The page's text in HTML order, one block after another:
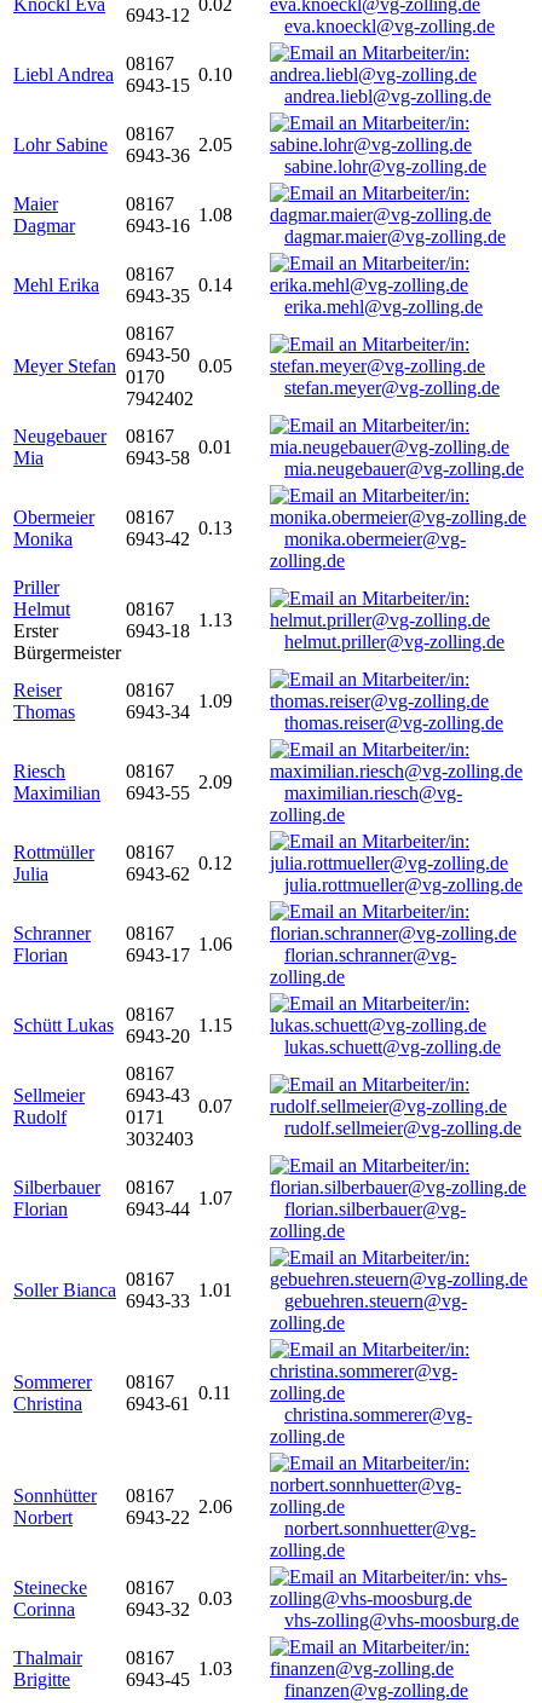
Knöckl Eva
6943-12
0.02
eva.knoeckl@vg-zolling.de
Liebl Andrea
08167
6943-15
0.10
andrea.liebl@vg-zolling.de
Lohr Sabine
08167
6943-36
2.05
sabine.lohr@vg-zolling.de
Maier
Dagmar
08167
6943-16
1.08
dagmar.maier@vg-zolling.de
Mehl Erika
08167
6943-35
0.14
erika.mehl@vg-zolling.de
Meyer Stefan
08167
6943-50
0170
7942402
0.05
stefan.meyer@vg-zolling.de
Neugebauer
Mia
08167
6943-58
0.01
mia.neugebauer@vg-zolling.de
Obermeier
Monika
08167
6943-42
0.13
monika.obermeier@vg-
zolling.de
Priller
Helmut
Erster
Bürgermeister
08167
6943-18
1.13
helmut.priller@vg-zolling.de
Reiser
Thomas
08167
6943-34
1.09
thomas.reiser@vg-zolling.de
Riesch
Maximilian
08167
6943-55
2.09
maximilian.riesch@vg-
zolling.de
Rottmüller
Julia
08167
6943-62
0.12
julia.rottmueller@vg-zolling.de
Schranner
Florian
08167
6943-17
1.06
florian.schranner@vg-
zolling.de
Schütt Lukas
08167
6943-20
1.15
lukas.schuett@vg-zolling.de
Sellmeier
Rudolf
08167
6943-43
0171
3032403
0.07
rudolf.sellmeier@vg-zolling.de
Silberbauer
Florian
08167
6943-44
1.07
florian.silberbauer@vg-
zolling.de
Soller Bianca
08167
6943-33
1.01
gebuehren.steuern@vg-
zolling.de
Sommerer
Christina
08167
6943-61
0.11
christina.sommerer@vg-
zolling.de
Sonnhütter
Norbert
08167
6943-22
2.06
norbert.sonnhuetter@vg-
zolling.de
Steinecke
Corinna
08167
6943-32
0.03
vhs-zolling@vhs-moosburg.de
Thalmair
Brigitte
08167
6943-45
1.03
finanzen@vg-zolling.de